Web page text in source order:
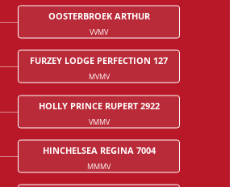
OOSTERBROEK ARTHUR
VVMV
FURZEY LODGE PERFECTION 127
MVMV
HOLLY PRINCE RUPERT 2922
VMMV
HINCHELSEA REGINA 7004
MMMV